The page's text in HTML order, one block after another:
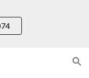
Skip to navigation